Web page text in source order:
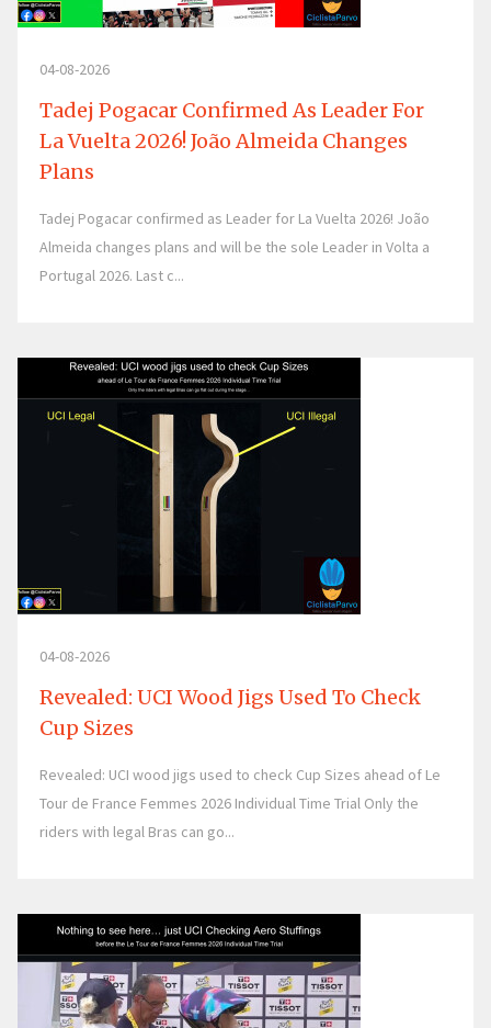
04-08-2026
Tadej Pogacar Confirmed As Leader For
La Vuelta 2026! João Almeida Changes
Plans
Tadej Pogacar confirmed as Leader for La Vuelta 2026! João
Almeida changes plans and will be the sole Leader in Volta a
Portugal 2026. Last c...
04-08-2026
Revealed: UCI Wood Jigs Used To Check
Cup Sizes
Revealed: UCI wood jigs used to check Cup Sizes ahead of Le
Tour de France Femmes 2026 Individual Time Trial Only the
riders with legal Bras can go...